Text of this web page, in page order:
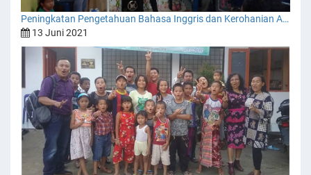
Peningkatan Pengetahuan Bahasa Inggris dan Kerohanian Anak-Anak
13 Juni 2021